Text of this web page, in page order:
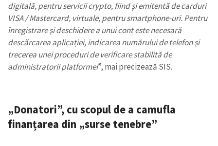
digitală, pentru servicii crypto, fiind şi emitentă de carduri
VISA / Mastercard, virtuale, pentru smartphone-uri. Pentru
înregistrare şi deschidere a unui cont este necesară
descărcarea aplicației, indicarea numărului de telefon şi
trecerea unei proceduri de verificare stabilită de
administratorii platformei”, mai precizează SIS.
„Donatori”, cu scopul de a camufla
finanțarea din „surse tenebre”